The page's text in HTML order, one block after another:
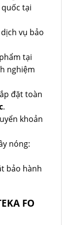
tại
vụ bảo
tại
nghiệm
đặt toàn
.
khoản
nóng:
bảo hành
FO